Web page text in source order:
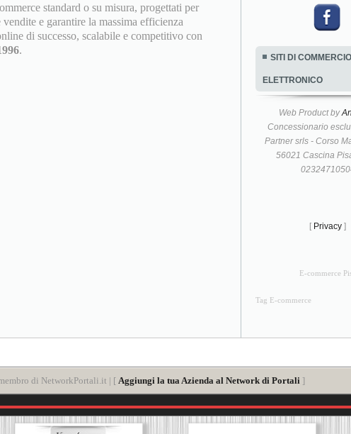
standard o su misura, progettati per
e garantire la massima efficienza
di successo, scalabile e competitivo con
.
SITI DI COMMERCIO
ELETTRONICO
Web Product by
Concessionario
Partner srls - Corso
56021 Cascina
[ Privacy ]
E-commerce
Tag E-commerce
di NetworkPortali.it | [ Aggiungi la tua Azienda al Network di Portali ]